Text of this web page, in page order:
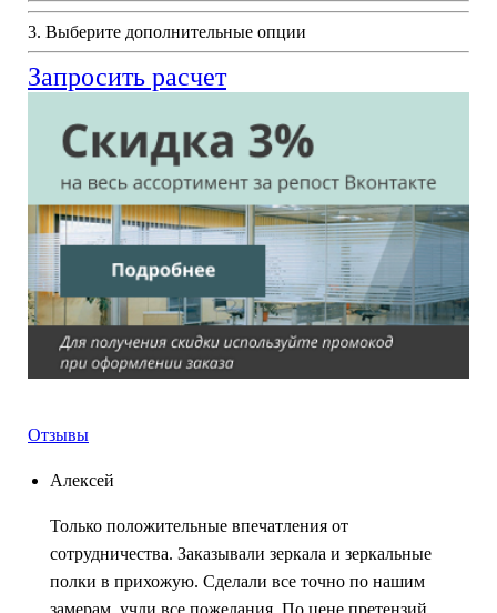
3. Выберите дополнительные опции
Запросить расчет
Отзывы
Алексей
Только положительные впечатления от
сотрудничества. Заказывали зеркала и зеркальные
полки в прихожую. Сделали все точно по нашим